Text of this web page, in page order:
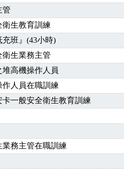
管
生教育訓練
充班』(43小時)
生業務主管
高機操作人員
人員在職訓練
卡一般安全衛生教育訓練
務主管在職訓練